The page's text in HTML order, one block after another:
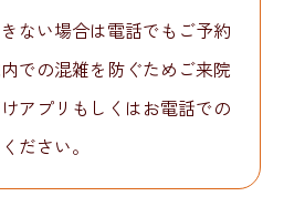
ない場合は電話でもご予約
での混雑を防ぐためご来院
アプリもしくはお電話での
ださい。